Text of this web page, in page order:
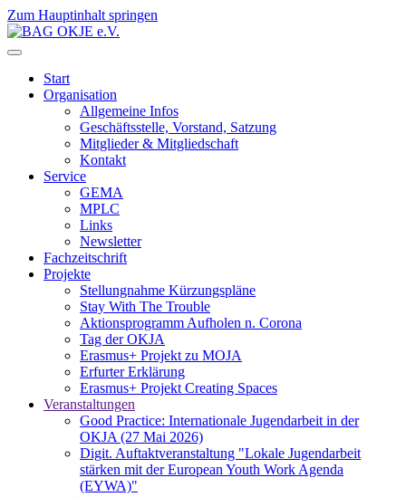
Zum Hauptinhalt springen
Start
Organisation
Allgemeine Infos
Geschäftsstelle, Vorstand, Satzung
Mitglieder & Mitgliedschaft
Kontakt
Service
GEMA
MPLC
Links
Newsletter
Fachzeitschrift
Projekte
Stellungnahme Kürzungspläne
Stay With The Trouble
Aktionsprogramm Aufholen n. Corona
Tag der OKJA
Erasmus+ Projekt zu MOJA
Erfurter Erklärung
Erasmus+ Projekt Creating Spaces
Veranstaltungen
Good Practice: Internationale Jugendarbeit in der
OKJA (27 Mai 2026)
Digit. Auftaktveranstaltung "Lokale Jugendarbeit
stärken mit der European Youth Work Agenda
(EYWA)"